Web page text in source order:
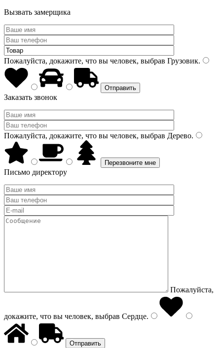
Вызвать замерщика
Пожалуйста, докажите, что вы человек, выбрав Грузовик.
Заказать звонок
Пожалуйста, докажите, что вы человек, выбрав Дерево.
Письмо директору
Пожалуйста,
докажите, что вы человек, выбрав Сердце.